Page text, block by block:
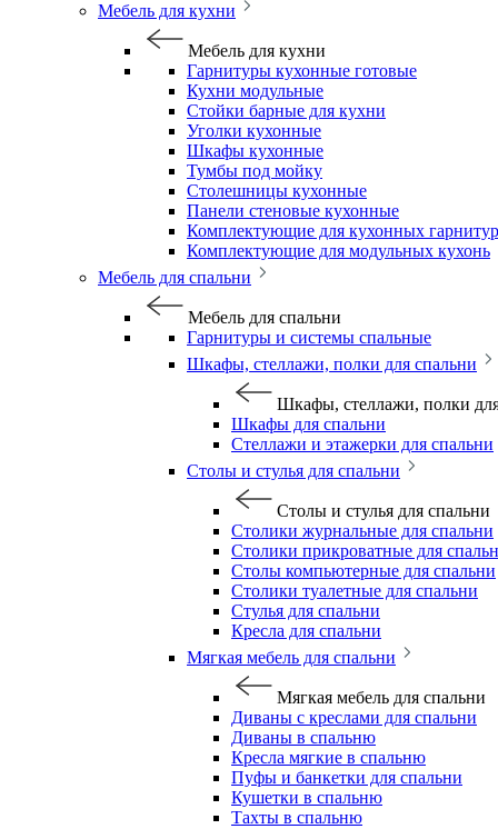
Мебель для кухни
Мебель для кухни
Гарнитуры кухонные готовые
Кухни модульные
Стойки барные для кухни
Уголки кухонные
Шкафы кухонные
Тумбы под мойку
Столешницы кухонные
Панели стеновые кухонные
Комплектующие для кухонных
Комплектующие для модульных кухонь
Мебель для спальни
Мебель для спальни
Гарнитуры и системы спальные
Шкафы, стеллажи, полки для спальни
Шкафы, стеллажи, полки
Шкафы для спальни
Стеллажи и этажерки для спальни
Столы и стулья для спальни
Столы и стулья для спальни
Столики журнальные для спальни
Столики прикроватные для
Столы компьютерные для спальни
Столики туалетные для спальни
Стулья для спальни
Кресла для спальни
Мягкая мебель для спальни
Мягкая мебель для спальни
Диваны с креслами для спальни
Диваны в спальню
Кресла мягкие в спальню
Пуфы и банкетки для спальни
Кушетки в спальню
Тахты в спальню